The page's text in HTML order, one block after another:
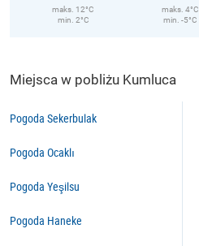
maks. 12°C
min. 2°C
maks. 4°C
min. -5°C
Miejsca w pobliżu Kumluca
Pogoda Sekerbulak
Pogoda Ocaklı
Pogoda Yeşilsu
Pogoda Haneke